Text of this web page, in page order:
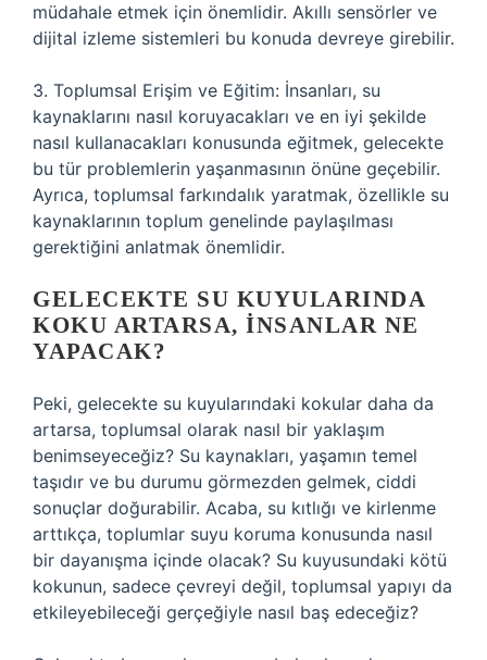
müdahale etmek için önemlidir. Akıllı sensörler ve
dijital izleme sistemleri bu konuda devreye girebilir.
3. Toplumsal Erişim ve Eğitim: İnsanları, su
kaynaklarını nasıl koruyacakları ve en iyi şekilde
nasıl kullanacakları konusunda eğitmek, gelecekte
bu tür problemlerin yaşanmasının önüne geçebilir.
Ayrıca, toplumsal farkındalık yaratmak, özellikle su
kaynaklarının toplum genelinde paylaşılması
gerektiğini anlatmak önemlidir.
GELECEKTE SU KUYULARINDA
KOKU ARTARSA, İNSANLAR NE
YAPACAK?
Peki, gelecekte su kuyularındaki kokular daha da
artarsa, toplumsal olarak nasıl bir yaklaşım
benimseyeceğiz? Su kaynakları, yaşamın temel
taşıdır ve bu durumu görmezden gelmek, ciddi
sonuçlar doğurabilir. Acaba, su kıtlığı ve kirlenme
arttıkça, toplumlar suyu koruma konusunda nasıl
bir dayanışma içinde olacak? Su kuyusundaki kötü
kokunun, sadece çevreyi değil, toplumsal yapıyı da
etkileyebileceği gerçeğiyle nasıl baş edeceğiz?